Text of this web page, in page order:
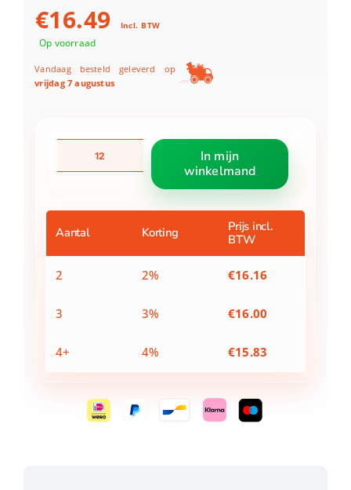
€16.49 Incl. BTW
Op voorraad
Vandaag besteld geleverd op
vrijdag 7 augustus
DJ
aantal
In mijn
winkelmand
Aantal Korting
Prijs incl.
BTW
2 2% €16.16
3 3% €16.00
4+ 4% €15.83